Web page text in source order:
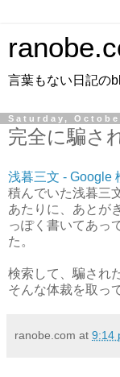
言葉もない日記の
Saturday,
完全に騙さ
浅暮三文 - Google
積んでいた浅暮三
あたりに、あとが
っぽく書いてあっ
た。
検索して、騙され
そんな体裁を取っ
ranobe.com at 9:14